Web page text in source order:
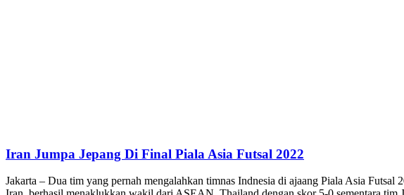
Iran Jumpa Jepang Di Final Piala Asia Futsal 2022
Jakarta – Dua tim yang pernah mengalahkan timnas Indnesia di ajaang Piala Asia